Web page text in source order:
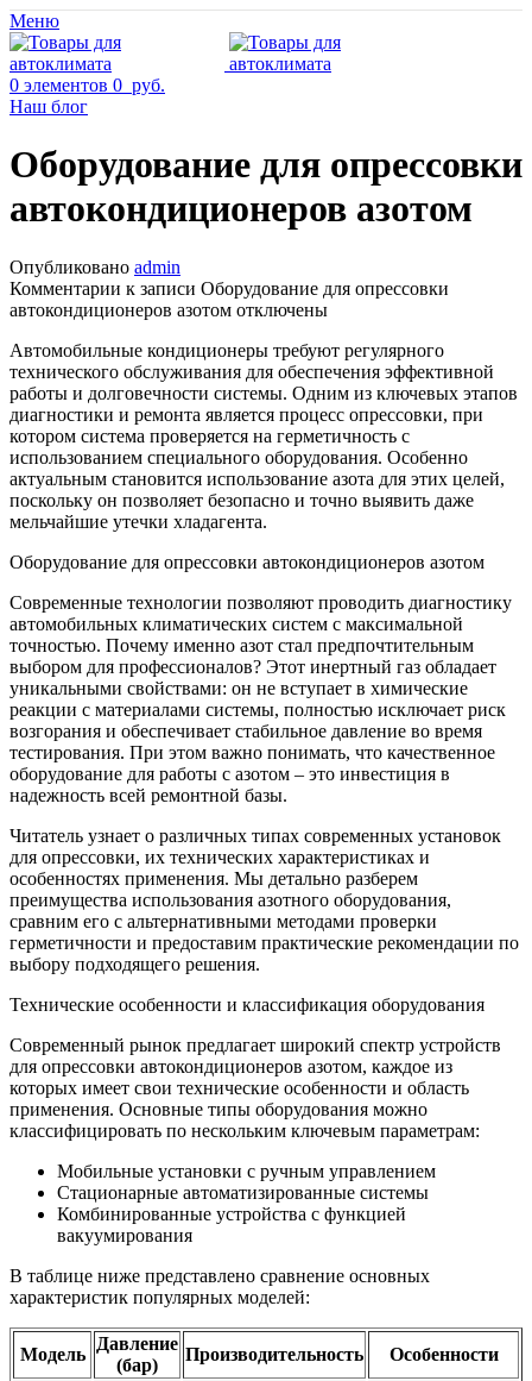
Меню
0 элементов 0 руб.
Наш блог
Оборудование для опрессовки
автокондиционеров азотом
Опубликовано admin
Комментарии к записи Оборудование для опрессовки
автокондиционеров азотом отключены
Автомобильные кондиционеры требуют регулярного
технического обслуживания для обеспечения эффективной
работы и долговечности системы. Одним из ключевых этапов
диагностики и ремонта является процесс опрессовки, при
котором система проверяется на герметичность с
использованием специального оборудования. Особенно
актуальным становится использование азота для этих целей,
поскольку он позволяет безопасно и точно выявить даже
мельчайшие утечки хладагента.
Оборудование для опрессовки автокондиционеров азотом
Современные технологии позволяют проводить диагностику
автомобильных климатических систем с максимальной
точностью. Почему именно азот стал предпочтительным
выбором для профессионалов? Этот инертный газ обладает
уникальными свойствами: он не вступает в химические
реакции с материалами системы, полностью исключает риск
возгорания и обеспечивает стабильное давление во время
тестирования. При этом важно понимать, что качественное
оборудование для работы с азотом – это инвестиция в
надежность всей ремонтной базы.
Читатель узнает о различных типах современных установок
для опрессовки, их технических характеристиках и
особенностях применения. Мы детально разберем
преимущества использования азотного оборудования,
сравним его с альтернативными методами проверки
герметичности и предоставим практические рекомендации по
выбору подходящего решения.
Технические особенности и классификация оборудования
Современный рынок предлагает широкий спектр устройств
для опрессовки автокондиционеров азотом, каждое из
которых имеет свои технические особенности и область
применения. Основные типы оборудования можно
классифицировать по нескольким ключевым параметрам:
Мобильные установки с ручным управлением
Стационарные автоматизированные системы
Комбинированные устройства с функцией
вакуумирования
В таблице ниже представлено сравнение основных
характеристик популярных моделей:
Модель
Давление
(бар)
Производительность Особенности